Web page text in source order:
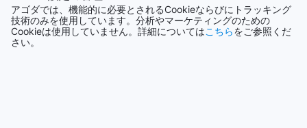
もっと見る
アゴダでは、機能的に必要とされるCookieならびにトラッキング
技術のみを使用しています。分析やマーケティングのための
Cookieは使用していません。詳細についてはこちらをご参照くだ
さい。